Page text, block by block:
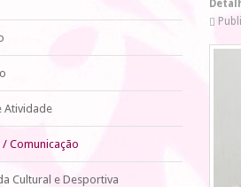
Atividade
Comunicação
Cultural e Desportiva